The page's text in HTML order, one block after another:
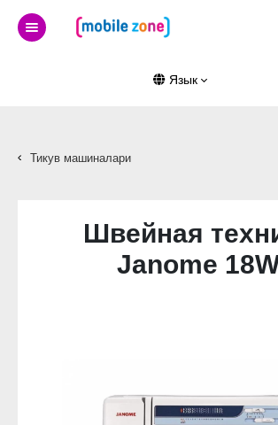
Язык
Тикув машиналари
Швейная
Janome